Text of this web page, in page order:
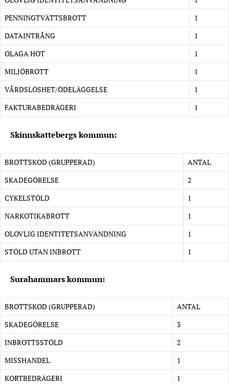
PENNINGTVÄTTSBROTT
1
DATAINTRÅNG
1
OLAGA HOT
1
MILJÖBROTT
1
VÅRDSLÖSHET/ÖDELÄGGELSE
1
FAKTURABEDRÄGERI
1
Skinnskattebergs kommun:
BROTTSKOD (GRUPPERAD)
ANTAL
SKADEGÖRELSE
2
CYKELSTÖLD
1
NARKOTIKABROTT
1
OLOVLIG IDENTITETSANVÄNDNING
1
STÖLD UTAN INBROTT
1
Surahammars kommun:
BROTTSKOD (GRUPPERAD)
ANTAL
SKADEGÖRELSE
3
INBROTTSSTÖLD
2
MISSHANDEL
1
KORTBEDRÄGERI
1